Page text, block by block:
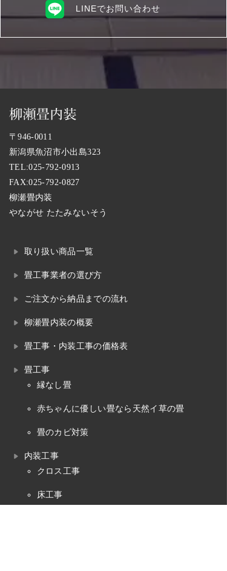
LINEでお問い合わせ
〒946-0011
新潟県魚沼市小出島323
TEL:025-792-0913
FAX:025-792-0827
柳瀬畳内装
やながせ たたみないそう
取り扱い商品一覧
畳工事業者の選び方
ご注文から納品までの流れ
柳瀬畳内装の概要
畳工事・内装工事の価格表
畳工事
縁なし畳
赤ちゃんに優しい畳なら天然イ草の畳
畳のカビ対策
内装工事
クロス工事
床工事